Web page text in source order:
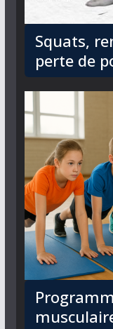
Squats,
perte de